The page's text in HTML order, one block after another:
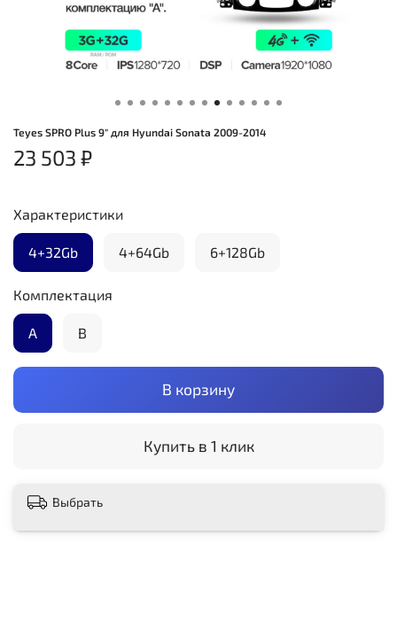
Teyes SPRO Plus 9" для Hyundai Sonata 2009-2014
23 503 ₽
В корзину
Купить в 1 клик
Характеристики
4+32Gb 4+64Gb 6+128Gb
Комплектация
А B
Выбрать